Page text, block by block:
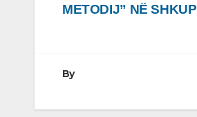
postimet
METODIJ” NË SHKUP
By